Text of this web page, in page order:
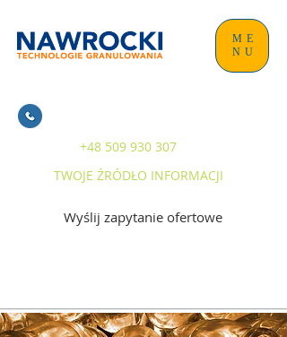
ME
NU
+48 509 930 307
TWOJE ŹRÓDŁO INFORMACJI
Wyślij zapytanie ofertowe